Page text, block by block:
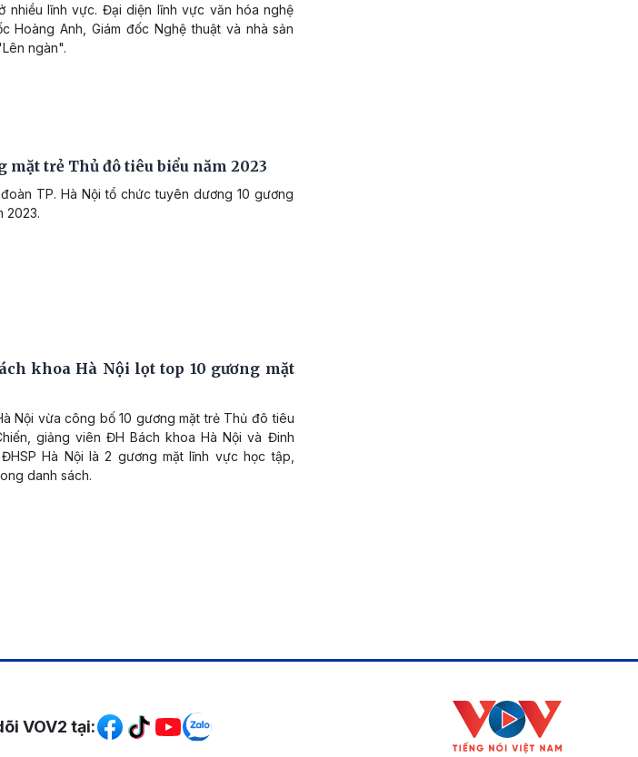
nhiều lĩnh vực. Đại diện lĩnh vực văn hóa nghệ
Hoàng Anh, Giám đốc Nghệ thuật và nhà sản
ngàn".
mặt trẻ Thủ đô tiêu biểu năm 2023
TP. Hà Nội tổ chức tuyên dương 10 gương
2023.
khoa Hà Nội lọt top 10 gương mặt
Nội vừa công bố 10 gương mặt trẻ Thủ đô tiêu
giảng viên ĐH Bách khoa Hà Nội và Đinh
Hà Nội là 2 gương mặt lĩnh vực học tập,
danh sách.
xã hội
VOV2 tại: